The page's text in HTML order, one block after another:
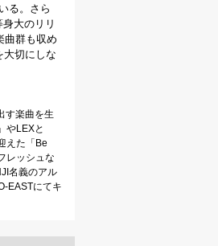
る。さら
大のリリ
曲群も収め
大切にしな
す楽曲を生
やLEXと
えた「Be
レッシュな
名義のアル
EASTにてキ